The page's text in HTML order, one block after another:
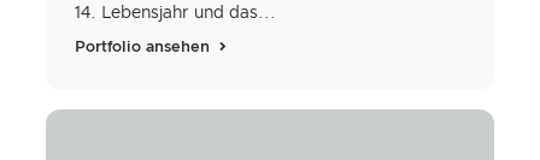
14. Lebensjahr und das...
Portfolio ansehen